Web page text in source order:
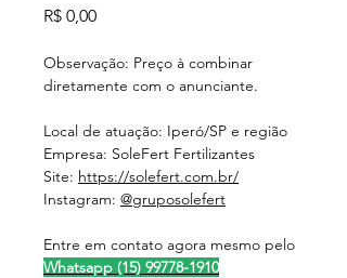
R$ 0,00Preço
Observação: Preço à combinar
diretamente com o anunciante.
Local de atuação: Iperó/SP e região
Empresa: SoleFert Fertilizantes
Site: https://solefert.com.br/
Instagram: @gruposolefert
Entre em contato agora mesmo pelo
Whatsapp (15) 99778-1910